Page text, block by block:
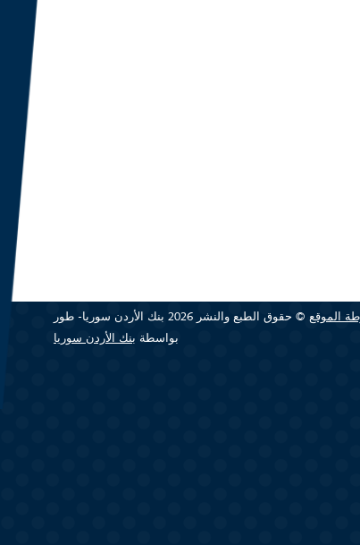
الموقع
© حقوق الطبع والنشر 2026 بنك الأردن سوريا- طور
بواسطة بنك الأردن سوريا